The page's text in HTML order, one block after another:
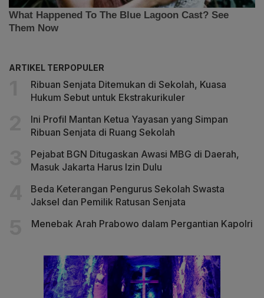
ARTIKEL TERPOPULER
Ribuan Senjata Ditemukan di Sekolah, Kuasa
Hukum Sebut untuk Ekstrakurikuler
Ini Profil Mantan Ketua Yayasan yang Simpan
Ribuan Senjata di Ruang Sekolah
Pejabat BGN Ditugaskan Awasi MBG di Daerah,
Masuk Jakarta Harus Izin Dulu
Beda Keterangan Pengurus Sekolah Swasta
Jaksel dan Pemilik Ratusan Senjata
Menebak Arah Prabowo dalam Pergantian Kapolri